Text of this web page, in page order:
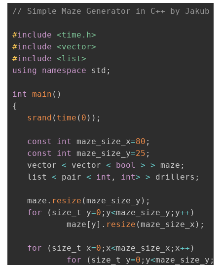
// Simple Maze Generator in C++ by Jakub
#include <time.h>
#include <vector>
#include <list>
using
namespace std ;
int main ( )
{
srand ( time ( 0 ) ) ;
const int maze_size_x=80 ;
const
int maze_size_y=25 ;
   vector
< vector < bool > > maze ;
   list
< pair < int , int> > drillers ;
   maze
. resize ( maze_size_y ) ;
for
( size_t y=0 ; y<maze_size_y ; y++ )
           maze
[ y] . resize ( maze_size_x ) ;
for ( size_t x=0 ; x<maze_size_x ; x++ )
for
( size_t y=0 ; y<maze_size_y ;